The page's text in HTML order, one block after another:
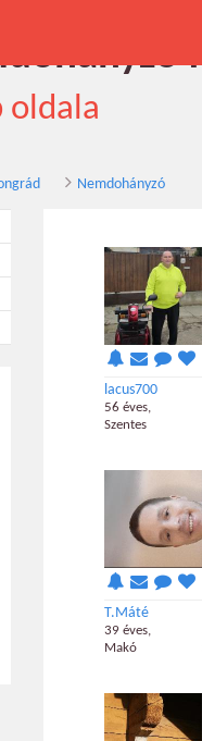
oldala
Nemdohányzó
lacus700
56 éves,
Szentes
T.Máté
39 éves,
Makó